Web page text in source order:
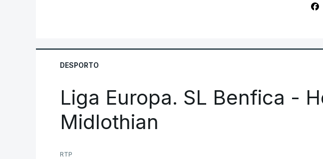
DESPORTO
Liga Europa. SL Benfica -
Midlothian
RTP